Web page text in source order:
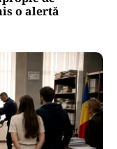
o alertă